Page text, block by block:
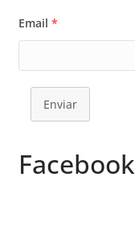
Email *
Enviar
Facebook